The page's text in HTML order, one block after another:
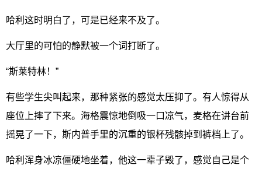
哈利这时明白了，可是已经来不及了。
大厅里的可怕的静默被一个词打断了。
“斯莱特林！”
有些学生尖叫起来，那种紧张的感觉太压抑了。有人惊得从
座位上摔了下来。海格震惊地倒吸一口凉气，麦格在讲台前
摇晃了一下，斯内普手里的沉重的银杯残骸掉到裤档上了。
哈利浑身冰凉僵硬地坐着，他这一辈子毁了，感觉自己是个